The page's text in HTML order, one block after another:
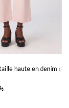
haute en denim